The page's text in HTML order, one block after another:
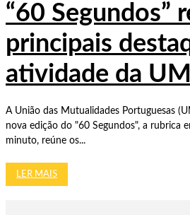
“60 Segundos”
principais
atividade da
A União das Mutualidades Portuguesas
nova edição do "60 Segundos", a rubrica
minuto, reúne os...
LER MAIS